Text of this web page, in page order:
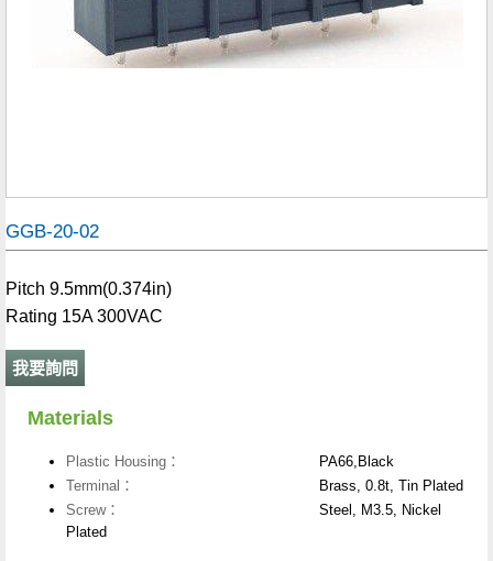
GGB-20-02
Pitch 9.5mm(0.374in)
Rating 15A 300VAC
我要詢問
Materials
Plastic Housing：
PA66,Black
Terminal：
Brass, 0.8t, Tin Plated
Screw：
Steel, M3.5, Nickel
Plated